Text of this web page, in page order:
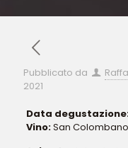
Pubblicato da
2021
Data
Vino:San